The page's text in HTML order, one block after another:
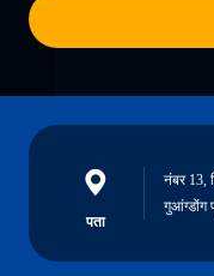
पता
नंबर 13,
गुआंग्डोंग